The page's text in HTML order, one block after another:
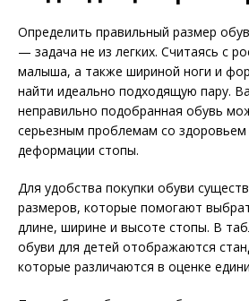
Определить правильный размер
— задача не из легких. Считаясь с
малыша, а также шириной ноги и
найти идеально подходящую пару.
неправильно подобранная обувь
серьезным проблемам со здоровьем
деформации стопы.
Для удобства покупки обуви
размеров, которые помогают
длине, ширине и высоте стопы. В
обуви для детей отображаются
которые различаются в оценке